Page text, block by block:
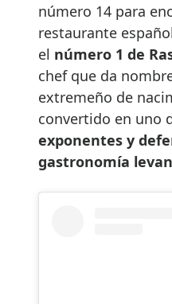
número 14 para
restaurante
el número 1 de
chef que da
extremeño de
convertido en uno
exponentes y
gastronomía